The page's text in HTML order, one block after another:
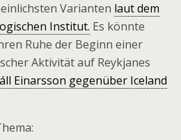
Varianten laut dem
Institut. Es könnte
Ruhe der Beginn einer
Aktivität auf Reykjanes
Einarsson gegenüber Iceland